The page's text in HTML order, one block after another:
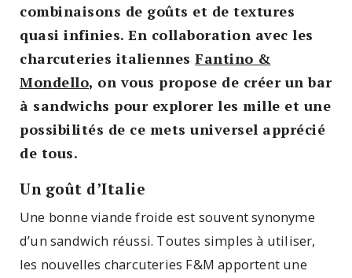
combinaisons de goûts et de textures
quasi infinies. En collaboration avec les
charcuteries italiennes Fantino &
Mondello, on vous propose de créer un bar
à sandwichs pour explorer les mille et une
possibilités de ce mets universel apprécié
de tous.
Un goût d’Italie
Une bonne viande froide est souvent synonyme
d’un sandwich réussi. Toutes simples à utiliser,
les nouvelles charcuteries F&M apportent une